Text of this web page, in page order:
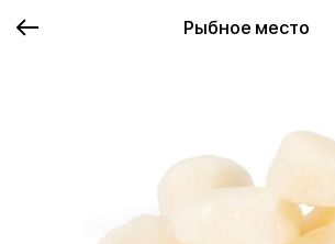
Рыбное место